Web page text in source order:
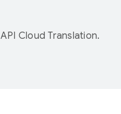
API Cloud Translation.